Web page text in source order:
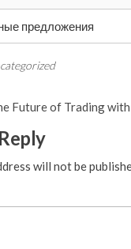
предложения
Future of Trading with
will not be